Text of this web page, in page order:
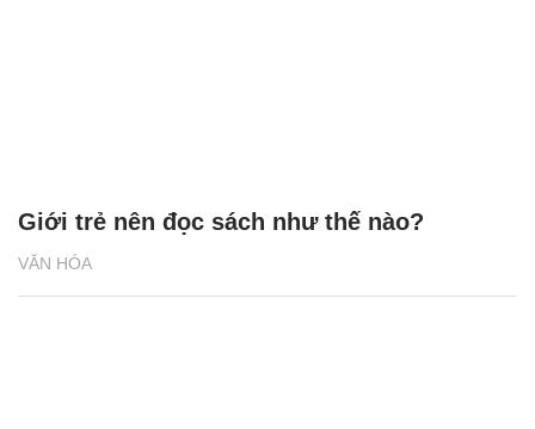
VĂN HÓA
Giới trẻ nên đọc sách như thế nào?